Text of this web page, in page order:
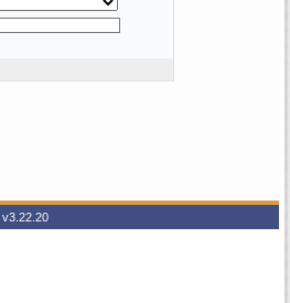
v3.22.20